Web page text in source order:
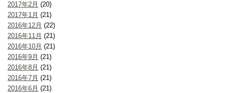
2017年2月 (20)
2017年1月 (21)
2016年12月 (22)
2016年11月 (21)
2016年10月 (21)
2016年9月 (21)
2016年8月 (21)
2016年7月 (21)
2016年6月 (21)